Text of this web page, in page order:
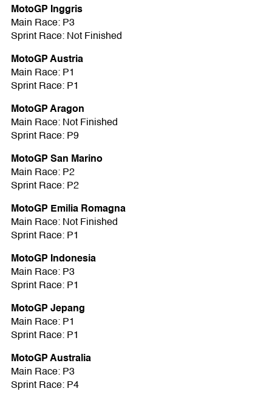
MotoGP Inggris
Main Race: P3
Sprint Race: Not Finished
MotoGP Austria
Main Race: P1
Sprint Race: P1
MotoGP Aragon
Main Race: Not Finished
Sprint Race: P9
MotoGP San Marino
Main Race: P2
Sprint Race: P2
MotoGP Emilia Romagna
Main Race: Not Finished
Sprint Race: P1
MotoGP Indonesia
Main Race: P3
Sprint Race: P1
MotoGP Jepang
Main Race: P1
Sprint Race: P1
MotoGP Australia
Main Race: P3
Sprint Race: P4